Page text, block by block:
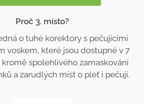
Proč 3. místo?
o tuhé korektory s pečujícími
voskem, které jsou dostupné v 7
spolehlivého zamaskování
a zarudlých míst o pleť i pečují.